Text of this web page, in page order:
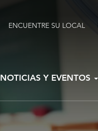
ENCUENTRE SU LOCAL
NOTICIAS Y EVENTOS